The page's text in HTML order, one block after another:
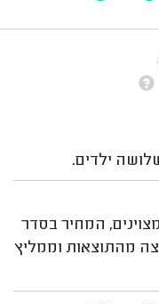
ילדים.
המחיר בסדר
מהתוצאות וממליץ